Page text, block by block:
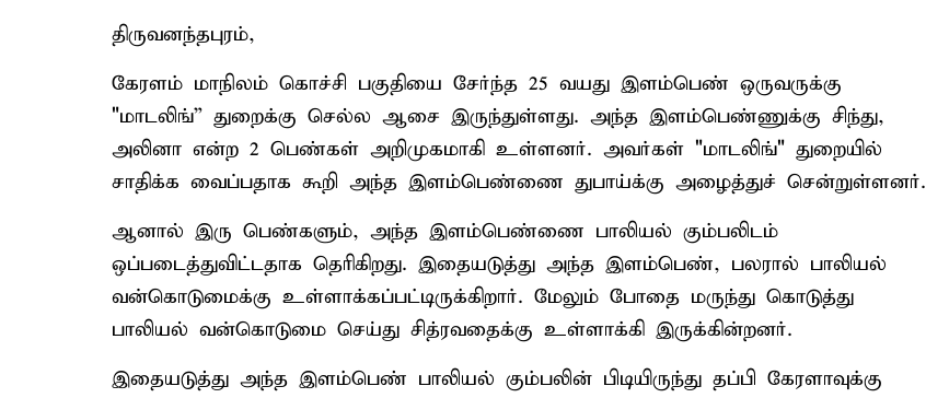
திருவனந்தபுரம்,
கேரளம் மாநிலம் கொச்சி பகுதியை சேர்ந்த 25 வயது இளம்பெண் ஒருவருக்கு
"மாடலிங்” துறைக்கு செல்ல ஆசை இருந்துள்ளது. அந்த இளம்பெண்ணுக்கு சிந்து,
அலினா என்ற 2 பெண்கள் அறிமுகமாகி உள்ளனர். அவர்கள் "மாடலிங்" துறையில்
சாதிக்க வைப்பதாக கூறி அந்த இளம்பெண்ணை துபாய்க்கு அழைத்துச் சென்றுள்ளனர்.
ஆனால் இரு பெண்களும், அந்த இளம்பெண்ணை பாலியல் கும்பலிடம்
ஒப்படைத்துவிட்டதாக தெரிகிறது. இதையடுத்து அந்த இளம்பெண், பலரால் பாலியல்
வன்கொடுமைக்கு உள்ளாக்கப்பட்டிருக்கிறார். மேலும் போதை மருந்து கொடுத்து
பாலியல் வன்கொடுமை செய்து சித்ரவதைக்கு உள்ளாக்கி இருக்கின்றனர்.
இதையடுத்து அந்த இளம்பெண் பாலியல் கும்பலின் பிடியிருந்து தப்பி கேரளாவுக்கு